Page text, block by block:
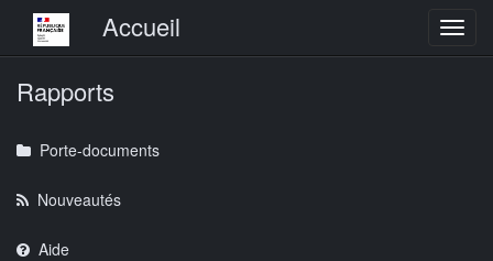
Menu principalAccueil
Rapports
Porte-documents
Nouveautés
Aide